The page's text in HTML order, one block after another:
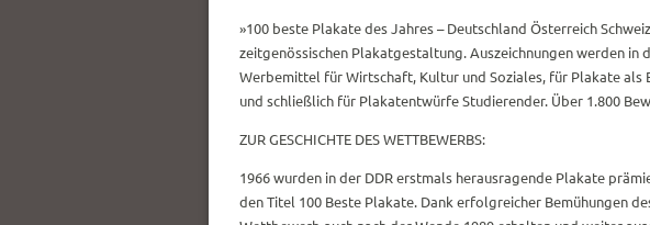
»100 beste Plakate des Jahres – Deutschland Österreich
zeitgenössischen Plakatgestaltung. Auszeichnungen werden in
Werbemittel für Wirtschaft, Kultur und Soziales, für Plakate
und schließlich für Plakatentwürfe Studierender. Über 1.800
ZUR GESCHICHTE DES WETTBEWERBS:
1966 wurden in der DDR erstmals herausragende Plakate
den Titel 100 Beste Plakate. Dank erfolgreicher Bemühungen